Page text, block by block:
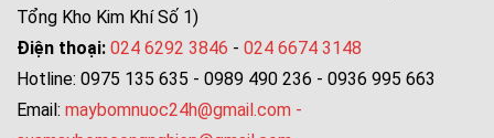
Tổng Kho Kim Khí Số 1)
Điện thoại: 024 6292 3846 - 024 6674 3148
Hotline: 0975 135 635 - 0989 490 236 - 0936 995 663
Email: maybomnuoc24h@gmail.com -